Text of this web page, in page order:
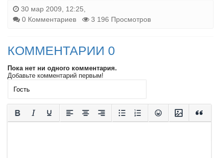
30 мар 2009, 12:25,
0 Комментариев
3 196 Просмотров
КОММЕНТАРИИ 0
Пока нет ни одного комментария.
Добавьте комментарий первым!